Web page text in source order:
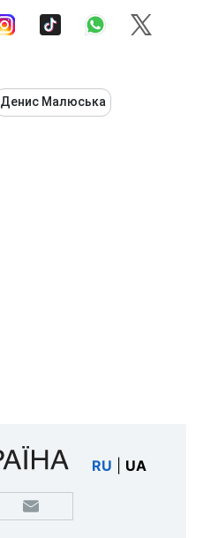
Денис Малюська
RU UA